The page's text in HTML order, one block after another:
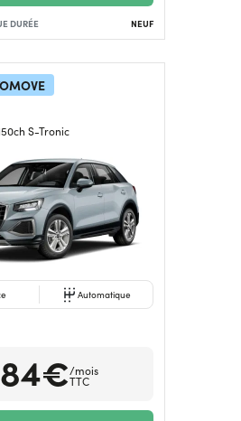
DURÉE NEUF
S-Tronic
Automatique
/mois
TTC